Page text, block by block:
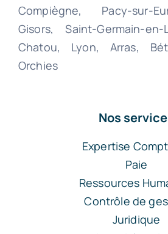
Compiègne, Pacy-sur-
Gisors, Saint-Germain-en-
Chatou, Lyon, Arras,
Orchies
Nos
Expertise
Paie
Ressources
Contrôle de
Juridique